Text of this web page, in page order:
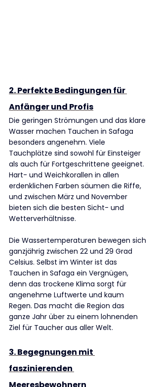
2. Perfekte Bedingungen für
Anfänger und Profis
Die geringen Strömungen und das klare
Wasser machen Tauchen in Safaga
besonders angenehm. Viele
Tauchplätze sind sowohl für Einsteiger
als auch für Fortgeschrittene geeignet.
Hart- und Weichkorallen in allen
erdenklichen Farben säumen die Riffe,
und zwischen März und November
bieten sich die besten Sicht- und
Wetterverhältnisse.
Die Wassertemperaturen bewegen sich
ganzjährig zwischen 22 und 29 Grad
Celsius. Selbst im Winter ist das
Tauchen in Safaga ein Vergnügen,
denn das trockene Klima sorgt für
angenehme Luftwerte und kaum
Regen. Das macht die Region das
ganze Jahr über zu einem lohnenden
Ziel für Taucher aus aller Welt.
3. Begegnungen mit
faszinierenden